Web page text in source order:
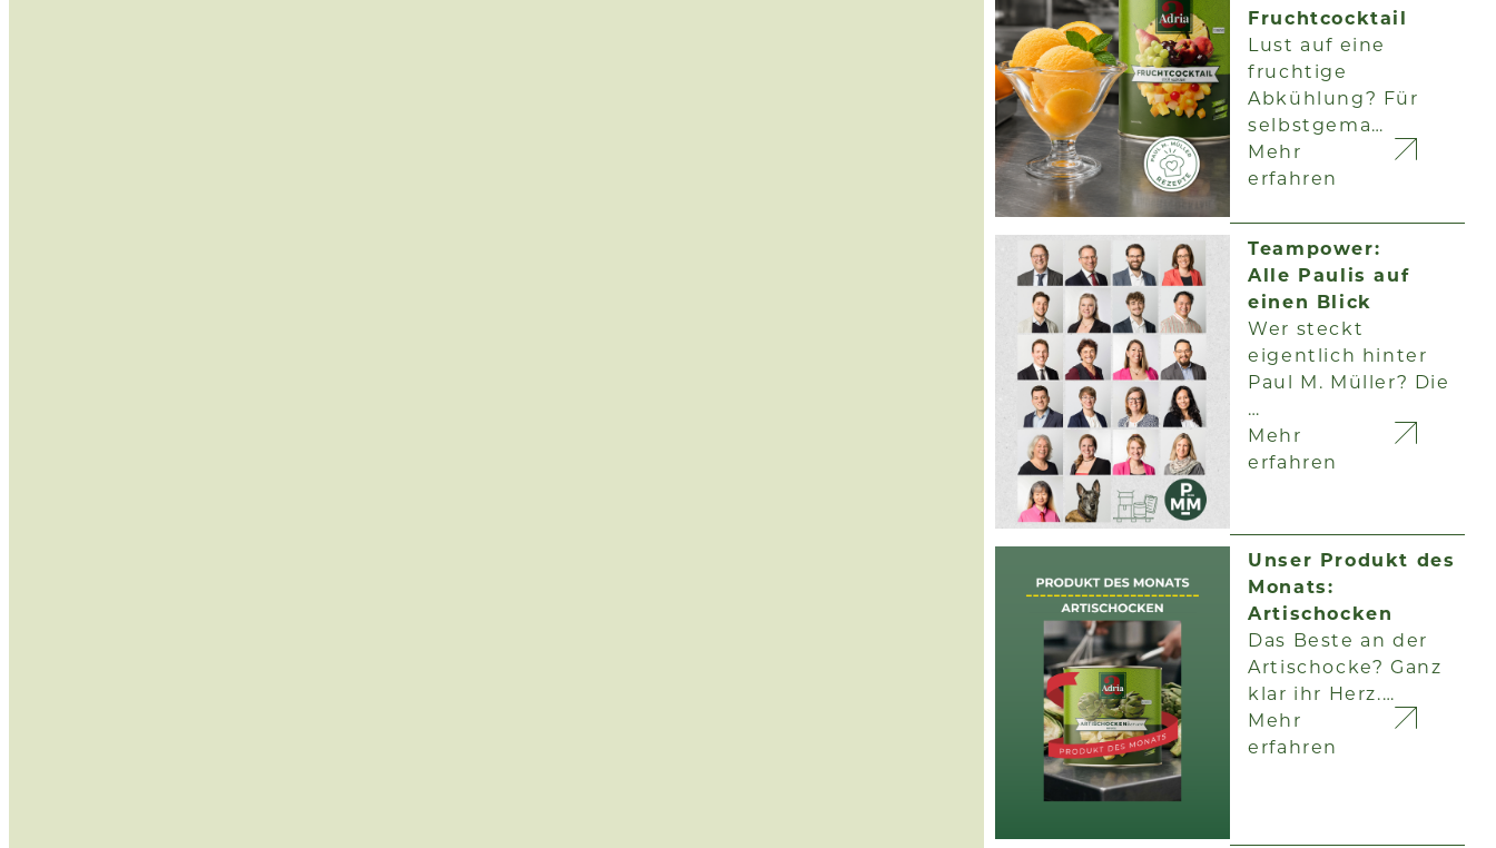
Fruchtcocktail
Lust auf eine
fruchtige
Abkühlung? Für
selbstgema…
Mehr
erfahren
Teampower:
Alle Paulis auf
einen Blick
Wer steckt
eigentlich hinter
Paul M. Müller? Die
…
Mehr
erfahren
Unser Produkt des
Monats:
Artischocken
Das Beste an der
Artischocke? Ganz
klar ihr Herz.…
Mehr
erfahren